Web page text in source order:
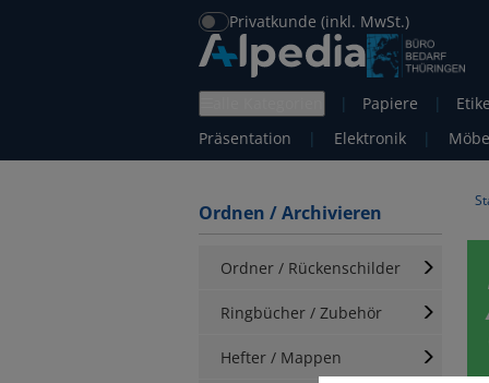
Privatkunde (inkl. MwSt.)
| Papiere |
Präsentation
| Elektronik |
Ordnen / Archivieren
Ordner / Rückenschilder
Ringbücher / Zubehör
Hefter / Mappen